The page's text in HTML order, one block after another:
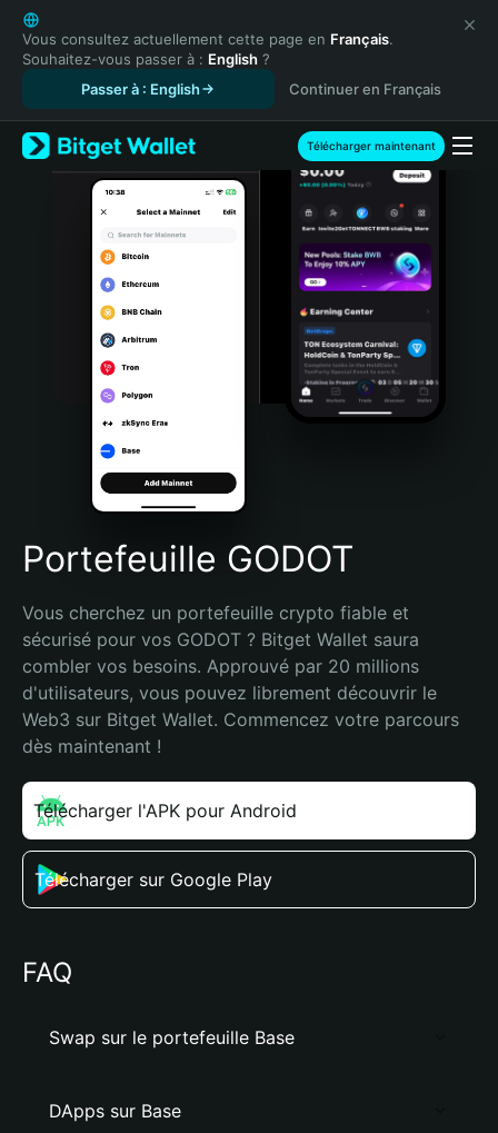
English
日本語
Tiếng Việt
Español (Latinoamérica)
Türkçe
Italiano
Português (Portugal)
Bahasa Indonesia
Português (Brasil)
Español (Argentina)
Vous consultez actuellement cette page en Français.
Souhaitez-vous passer à : English ?
Passer à : English
Continuer en Français
Télécharger maintenant
Portefeuille GODOT
Vous cherchez un portefeuille crypto fiable et
sécurisé pour vos GODOT ? Bitget Wallet saura
combler vos besoins. Approuvé par 20 millions
d'utilisateurs, vous pouvez librement découvrir le
Web3 sur Bitget Wallet. Commencez votre parcours
dès maintenant !
Télécharger l'APK pour Android
Télécharger sur Google Play
FAQ
Swap sur le portefeuille Base
DApps sur Base